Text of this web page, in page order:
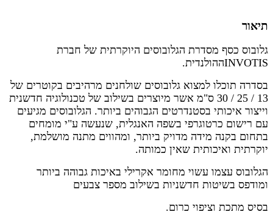
תיאור
גלובוס כסף מסדרת הגלובוסים היוקרתית של חברת
INVOTISההולנדית.
בסדרה תוכלו למצוא גלובוסים שולחנים מרהיבים בקוטרים של
13 / 25 / 30 ס"מ אשר מיוצרים בשילוב של טכנולוגיה חדשנית
וייצור איכותי בסטנדרטים הגבוהים ביותר. הגלובוסים מגיעים
עם רישום כרטוגרפי בשפה האנגלית, שנעשה ע"י מומחים
בתחום בקנה מידה מדויק ביותר, ומהווים מתנה מושלמת,
יוקרתית ואיכותית שאין כמותה.
הגלובוס עצמו עשוי מחומר אקרילי באיכות גבוהה ביותר
ומודפס בשיטות חדשניות בשילוב מספר צבעים
בסיס מתכת וציפוי כרום.